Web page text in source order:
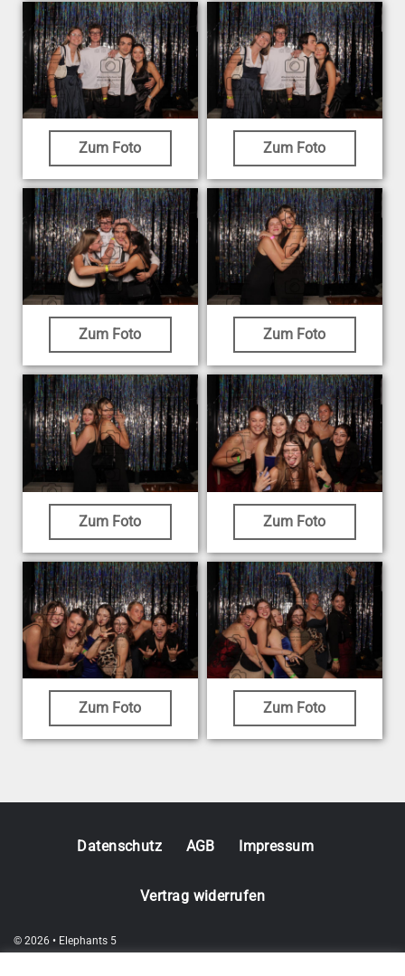
Zum Foto Zum Foto
Zum Foto Zum Foto
Zum Foto Zum Foto
Zum Foto Zum Foto
© 2026 • Elephants 5
Datenschutz AGB Impressum
Vertrag widerrufen